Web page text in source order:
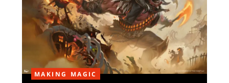
MAKING MAGIC